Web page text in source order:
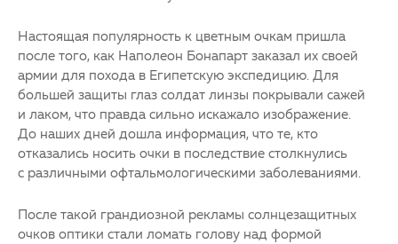
Настоящая популярность к цветным очкам пришла
после того, как Наполеон Бонапарт заказал их своей
армии для похода в Египетскую экспедицию. Для
большей защиты глаз солдат линзы покрывали сажей
и лаком, что правда сильно искажало изображение.
До наших дней дошла информация, что те, кто
отказались носить очки в последствие столкнулись
с различными офтальмологическими заболеваниями.
После такой грандиозной рекламы солнцезащитных
очков оптики стали ломать голову над формой